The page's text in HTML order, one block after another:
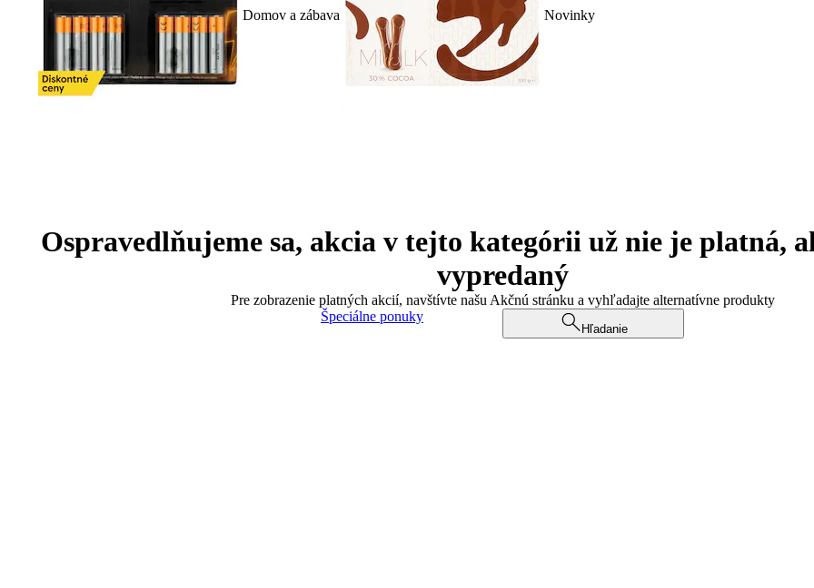
Domov a zábava Novinky
Ospravedlňujeme sa, akcia v tejto kategórii už nie je platná,
vypredaný
Pre zobrazenie platných akcií, navštívte našu Akčnú stránku a vyhľadajte alternatívne produkty
Špeciálne ponuky
Hľadanie